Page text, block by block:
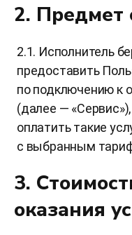
2. Предмет
2.1. Исполнитель
предоставить
по подключению к
(далее —
оплатить такие
с выбранным
3.
оказания